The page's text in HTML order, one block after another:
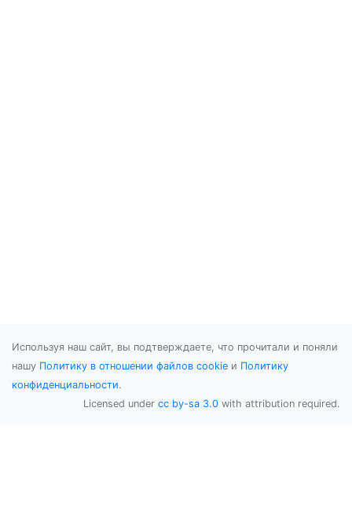
Используя наш сайт, вы подтверждаете, что прочитали и поняли
нашу Политику в отношении файлов cookie и Политику
конфиденциальности.
Licensed under cc by-sa 3.0 with attribution required.